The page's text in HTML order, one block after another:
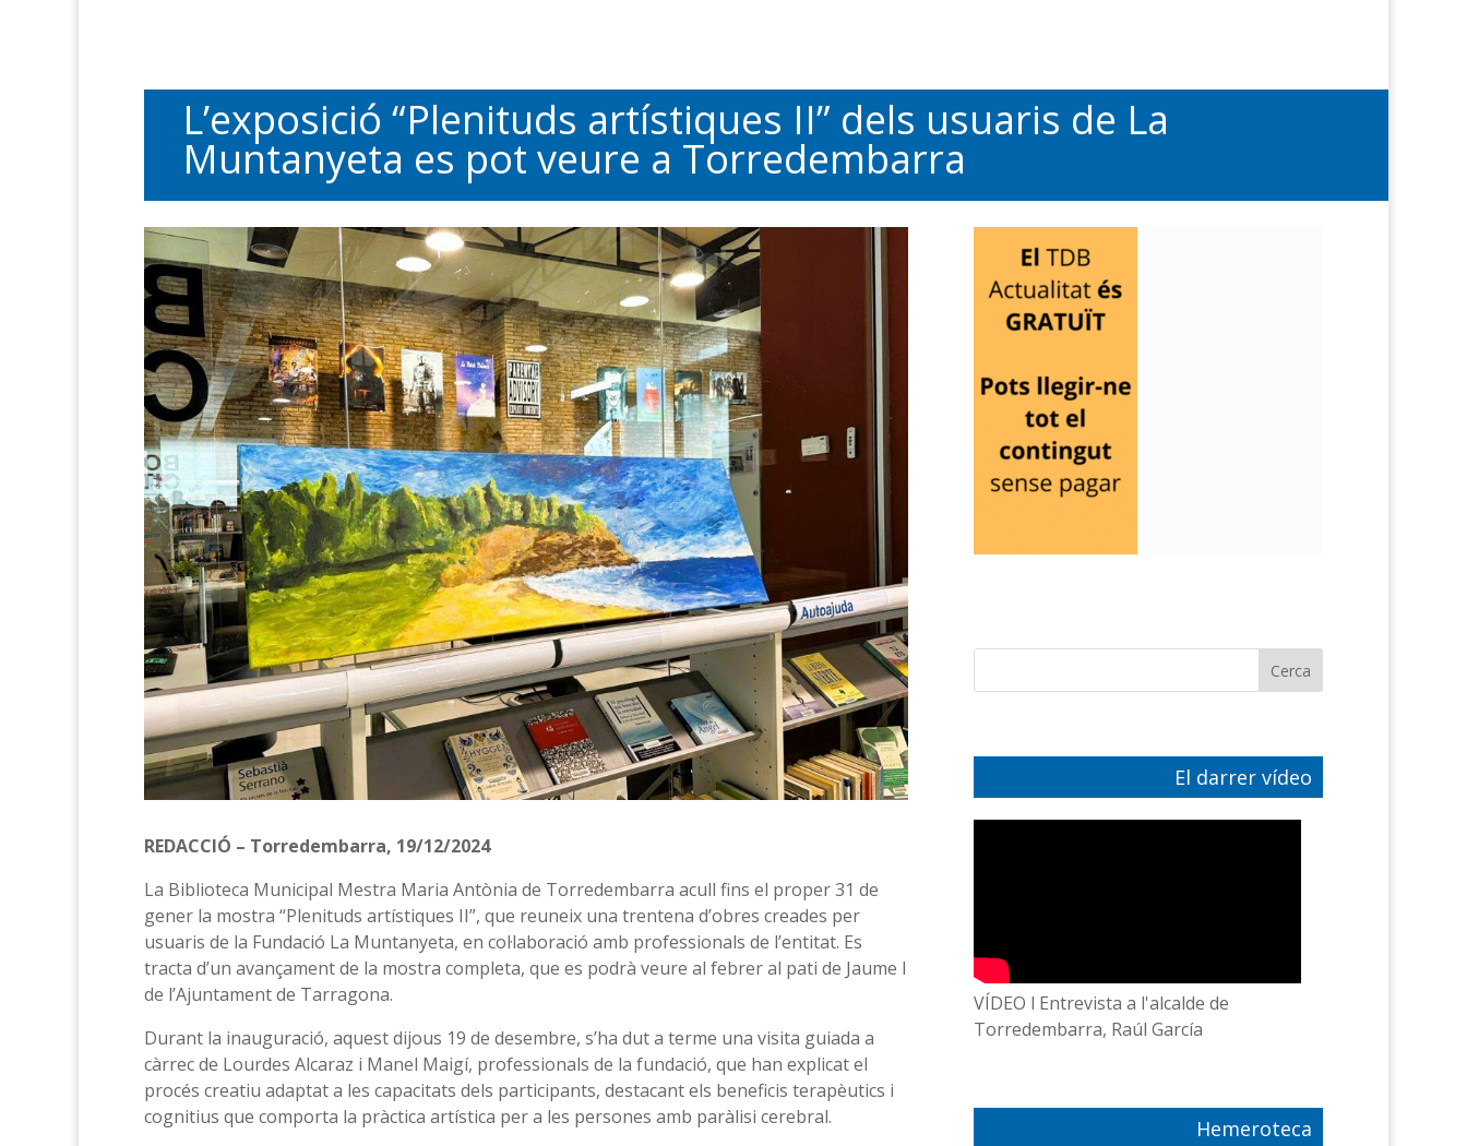
L’exposició “Plenituds artístiques II” dels usuaris de La
Muntanyeta es pot veure a Torredembarra
REDACCIÓ – Torredembarra, 19/12/2024
La Biblioteca Municipal Mestra Maria Antònia de Torredembarra acull fins el proper 31 de
gener la mostra “Plenituds artístiques II”, que reuneix una trentena d’obres creades per
usuaris de la Fundació La Muntanyeta, en col·laboració amb professionals de l’entitat. Es
tracta d’un avançament de la mostra completa, que es podrà veure al febrer al pati de Jaume I
de l’Ajuntament de Tarragona.
Durant la inauguració, aquest dijous 19 de desembre, s’ha dut a terme una visita guiada a
càrrec de Lourdes Alcaraz i Manel Maigí, professionals de la fundació, que han explicat el
procés creatiu adaptat a les capacitats dels participants, destacant els beneficis terapèutics i
cognitius que comporta la pràctica artística per a les persones amb paràlisi cerebral.
El darrer vídeo
VÍDEO l Entrevista a l'alcalde de
Torredembarra, Raúl García
Hemeroteca